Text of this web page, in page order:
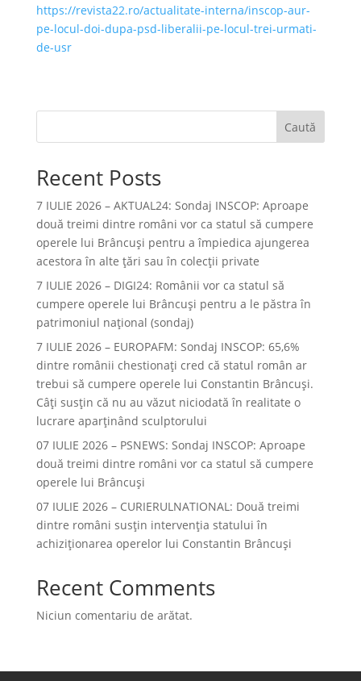
https://revista22.ro/actualitate-interna/inscop-aur-
pe-locul-doi-dupa-psd-liberalii-pe-locul-trei-urmati-
de-usr
Caută
Recent Posts
7 IULIE 2026 – AKTUAL24: Sondaj INSCOP: Aproape
două treimi dintre români vor ca statul să cumpere
operele lui Brâncuşi pentru a împiedica ajungerea
acestora în alte ţări sau în colecţii private
7 IULIE 2026 – DIGI24: Românii vor ca statul să
cumpere operele lui Brâncuși pentru a le păstra în
patrimoniul național (sondaj)
7 IULIE 2026 – EUROPAFM: Sondaj INSCOP: 65,6%
dintre românii chestionați cred că statul român ar
trebui să cumpere operele lui Constantin Brâncuși.
Câți susțin că nu au văzut niciodată în realitate o
lucrare aparținând sculptorului
07 IULIE 2026 – PSNEWS: Sondaj INSCOP: Aproape
două treimi dintre români vor ca statul să cumpere
operele lui Brâncuși
07 IULIE 2026 – CURIERULNATIONAL: Două treimi
dintre români susțin intervenția statului în
achiziționarea operelor lui Constantin Brâncuși
Recent Comments
Niciun comentariu de arătat.